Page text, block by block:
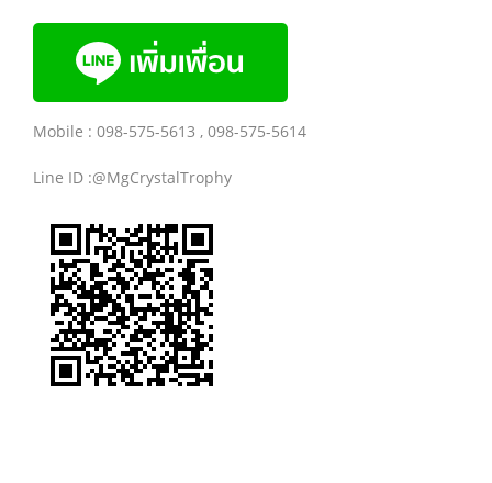
Mobile : 098-575-5613 , 098-575-5614
Line ID :@MgCrystalTrophy